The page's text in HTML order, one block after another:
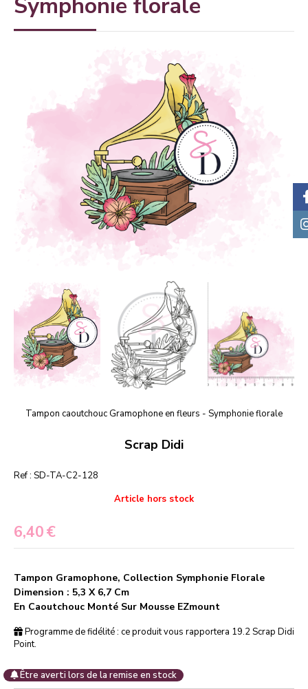
Tampon caoutchouc Gramophone en fleurs - Symphonie florale
Scrap Didi
Ref : SD-TA-C2-128
6,40€
Article hors stock
Tampon Gramophone, Collection Symphonie Florale
Dimension : 5,3 X 6,7 Cm
En Caoutchouc Monté Sur Mousse EZmount
Programme de fidélité : ce produit vous rapportera 19.2Scrap Didi
Point.
Être averti lors de la remise en stock